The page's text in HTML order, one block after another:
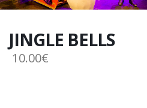
JINGLE BELLS
10.00€